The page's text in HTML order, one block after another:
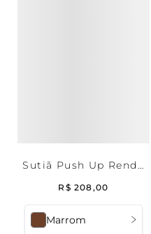
Marrom
Sutiã Push Up Renda
R$ 208,00